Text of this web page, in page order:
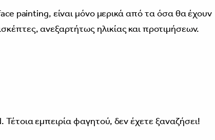
painting, είναι μόνο μερικά από τα όσα θα έχουν
ανεξαρτήτως ηλικίας και προτιμήσεων.
εμπειρία φαγητού, δεν έχετε ξαναζήσει!